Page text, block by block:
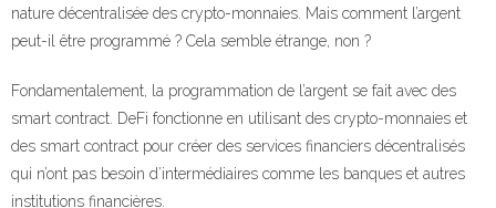
nature décentralisée des crypto-monnaies. Mais comment l’argent
peut-il être programmé ? Cela semble étrange, non ?
Fondamentalement, la programmation de l’argent se fait avec des
smart contract. DeFi fonctionne en utilisant des crypto-monnaies et
des smart contract pour créer des services financiers décentralisés
qui n’ont pas besoin d’intermédiaires comme les banques et autres
institutions financières.